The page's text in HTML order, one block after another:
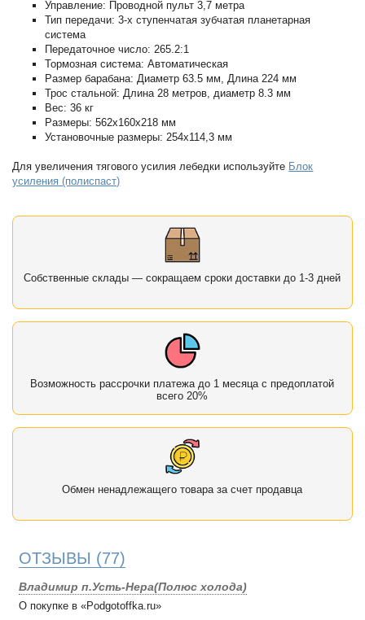
Управление: Проводной пульт 3,7 метра
Тип передачи: 3-х ступенчатая зубчатая планетарная
система
Передаточное число: 265.2:1
Тормозная система: Автоматическая
Размер барабана: Диаметр 63.5 мм, Длина 224 мм
Трос стальной: Длина 28 метров, диаметр 8.3 мм
Вес: 36 кг
Размеры: 562x160x218 мм
Установочные размеры: 254x114,3 мм
Для увеличения тягового усилия лебедки используйте Блок
усиления (полиспаст)
Собственные склады — сокращаем сроки доставки до 1-3 дней
Возможность рассрочки платежа до 1 месяца с предоплатой
всего 20%
Обмен ненадлежащего товара за счет продавца
ОТЗЫВЫ (77)
Владимир п.Усть-Нера(Полюс холода)
О покупке в «Podgotoffka.ru»